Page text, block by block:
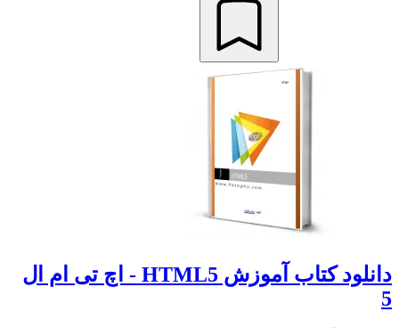
دانلود کتاب آموزش HTML5 - اچ تی ام ال
5